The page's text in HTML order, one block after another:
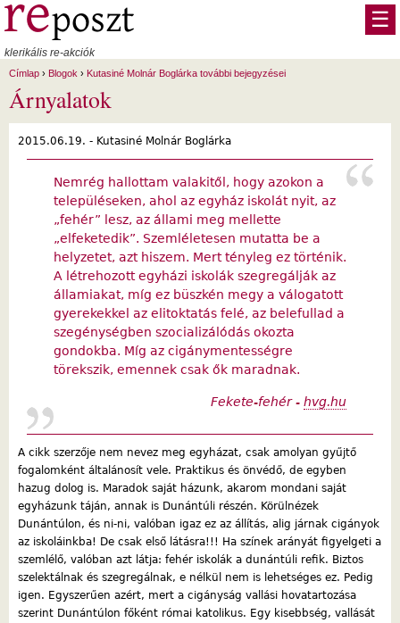
Ugrás a tartalomra
klerikális re-akciók
☰
Címlap › Blogok › Kutasiné Molnár Boglárka további bejegyzései
Árnyalatok
2015.06.19. - Kutasiné Molnár Boglárka
Nemrég hallottam valakitől, hogy azokon a
településeken, ahol az egyház iskolát nyit, az
„fehér” lesz, az állami meg mellette
„elfeketedik”. Szemléletesen mutatta be a
helyzetet, azt hiszem. Mert tényleg ez történik.
A létrehozott egyházi iskolák szegregálják az
államiakat, míg ez büszkén megy a válogatott
gyerekekkel az elitoktatás felé, az belefullad a
szegénységben szocializálódás okozta
gondokba. Míg az cigánymentességre
törekszik, emennek csak ők maradnak.
Fekete-fehér - hvg.hu
A cikk szerzője nem nevez meg egyházat, csak amolyan gyűjtő
fogalomként általánosít vele. Praktikus és önvédő, de egyben
hazug dolog is. Maradok saját házunk, akarom mondani saját
egyházunk táján, annak is Dunántúli részén. Körülnézek
Dunántúlon, és ni-ni, valóban igaz ez az állítás, alig járnak cigányok
az iskoláinkba! De csak első látásra!!! Ha színek arányát figyelgeti a
szemlélő, valóban azt látja: fehér iskolák a dunántúli refik. Biztos
szelektálnak és szegregálnak, e nélkül nem is lehetséges ez. Pedig
igen. Egyszerűen azért, mert a cigányság vallási hovatartozása
szerint Dunántúlon főként római katolikus. Egy kisebbség, vallását